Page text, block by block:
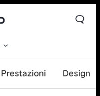
Prestazioni Design